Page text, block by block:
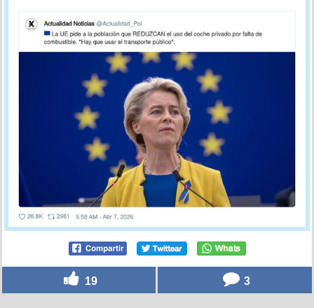
19 3